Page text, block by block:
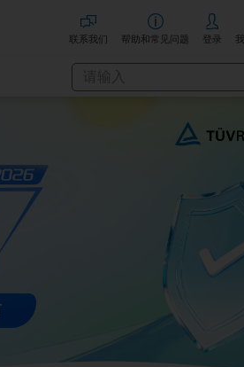
登录
帮助和常见问题
联系我们